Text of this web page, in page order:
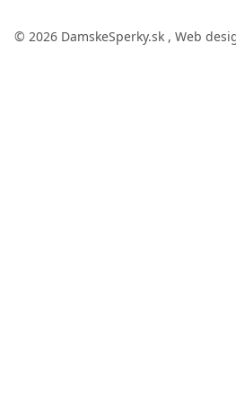
© 2026 DamskeSperky.sk , Web